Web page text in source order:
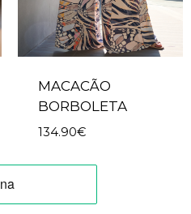
MACACÃO
BORBOLETA
134.90€